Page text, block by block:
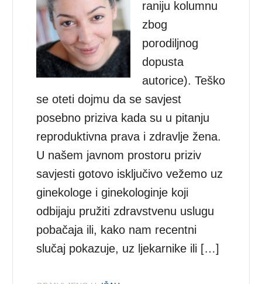
raniju kolumnu
zbog
porodiljnog
dopusta
autorice). Teško
se oteti dojmu da se savjest
posebno priziva kada su u pitanju
reproduktivna prava i zdravlje žena.
U našem javnom prostoru priziv
savjesti gotovo isključivo vežemo uz
ginekologe i ginekologinje koji
odbijaju pružiti zdravstvenu uslugu
pobačaja ili, kako nam recentni
slučaj pokazuje, uz ljekarnike ili […]